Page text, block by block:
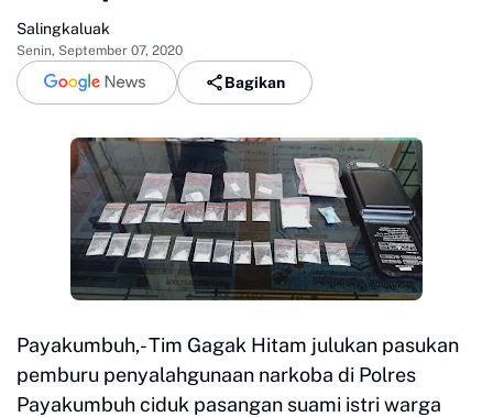
Salingkaluak
Senin, September 07, 2020
Bagikan
Payakumbuh,- Tim Gagak Hitam julukan pasukan
pemburu penyalahgunaan narkoba di Polres
Payakumbuh ciduk pasangan suami istri warga